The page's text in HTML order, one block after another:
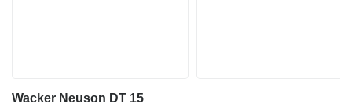
Wacker Neuson DT 15